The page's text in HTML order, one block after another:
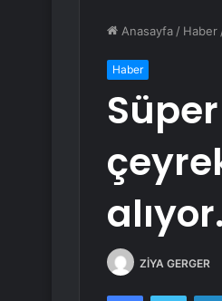
Anasayfa / Haber
Haber
alıyor.
ZİYA GERGER
Facebook